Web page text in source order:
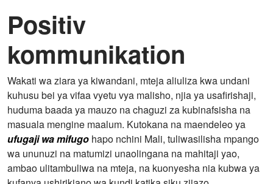
Positiv
kommunikation
Wakati wa ziara ya kiwandani, mteja aliuliza kwa undani
kuhusu bei ya vifaa vyetu vya malisho, njia ya usafirishaji,
huduma baada ya mauzo na chaguzi za kubinafsisha na
masuala mengine maalum. Kutokana na maendeleo ya
ufugaji wa mifugo hapo nchini Mali, tuliwasilisha mpango
wa ununuzi na matumizi unaolingana na mahitaji yao,
ambao ulitambuliwa na mteja, na kuonyesha nia kubwa ya